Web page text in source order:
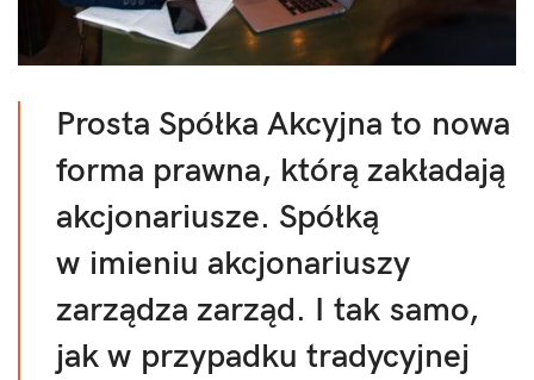
Prosta Spółka Akcyjna to nowa
forma prawna, którą zakładają
akcjonariusze. Spółką
w imieniu akcjonariuszy
zarządza zarząd. I tak samo,
jak w przypadku tradycyjnej